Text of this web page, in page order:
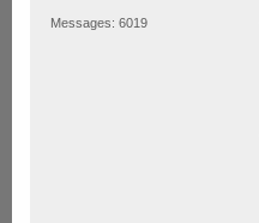
Messages: 6019